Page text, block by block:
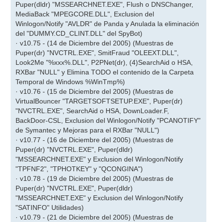
Puper(dldr) "MSSEARCHNET.EXE", Flush o DNSChanger,
MediaBack "MPEGCORE.DLL", Exclusion del
Winlogon/Notify "AVLDR" de Panda y Anulada la eliminación
del "DUMMY.CD_CLINT.DLL" del SpyBot)
· v10.75 - (14 de Diciembre del 2005) (Muestras de
Puper(dr) "NVCTRL.EXE", SmitFraud "OLEEXT.DLL",
Look2Me "%xxx%.DLL", P2PNet(dr), (4)SearchAid o HSA,
RXBar "NULL" y Elimina TODO el contenido de la Carpeta
Temporal de Windows %WinTmp%)
· v10.76 - (15 de Diciembre del 2005) (Muestras de
VirtualBouncer "TARGETSOFTSETUP.EXE", Puper(dr)
"NVCTRL.EXE", SearchAid o HSA, DownLoader.F,
BackDoor-CSL, Exclusion del Winlogon/Notify "PCANOTIFY"
de Symantec y Mejoras para el RXBar "NULL")
· v10.77 - (16 de Diciembre del 2005) (Muestras de
Puper(dr) "NVCTRL.EXE", Puper(dldr)
"MSSEARCHNET.EXE" y Exclusion del Winlogon/Notify
"TPFNF2", "TPHOTKEY" y "QCONGINA")
· v10.78 - (19 de Diciembre del 2005) (Muestras de
Puper(dr) "NVCTRL.EXE", Puper(dldr)
"MSSEARCHNET.EXE" y Exclusion del Winlogon/Notify
"SATINFO" Utilidades)
· v10.79 - (21 de Diciembre del 2005) (Muestras de